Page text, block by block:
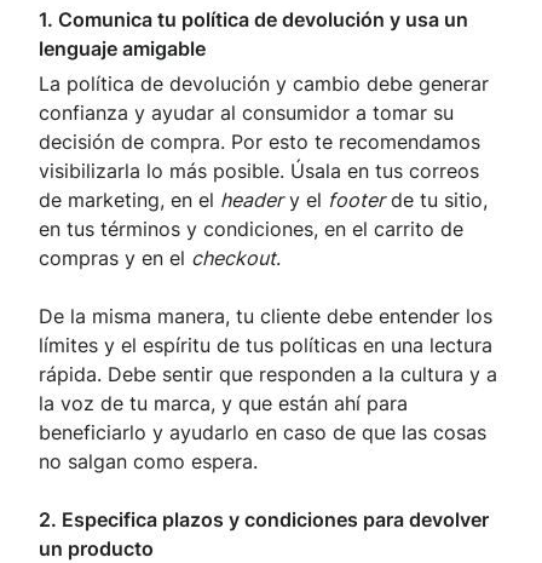
1. Comunica tu política de devolución y usa un
lenguaje amigable
La política de devolución y cambio debe generar
confianza y ayudar al consumidor a tomar su
decisión de compra. Por esto te recomendamos
visibilizarla lo más posible. Úsala en tus correos
de marketing, en el headery el footerde tu sitio,
en tus términos y condiciones, en el carrito de
compras y en el checkout.
De la misma manera, tu cliente debe entender los
límites y el espíritu de tus políticas en una lectura
rápida. Debe sentir que responden a la cultura y a
la voz de tu marca, y que están ahí para
beneficiarlo y ayudarlo en caso de que las cosas
no salgan como espera.
2. Especifica plazos y condiciones para devolver
un producto